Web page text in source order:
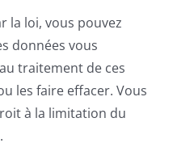
la loi, vous pouvez
données vous
traitement de ces
les faire effacer. Vous
à la limitation du